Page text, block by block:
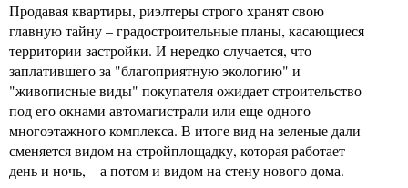
Продавая квартиры, риэлтеры строго хранят свою
главную тайну – градостроительные планы, касающиеся
территории застройки. И нередко случается, что
заплатившего за "благоприятную экологию" и
"живописные виды" покупателя ожидает строительство
под его окнами автомагистрали или еще одного
многоэтажного комплекса. В итоге вид на зеленые дали
сменяется видом на стройплощадку, которая работает
день и ночь, – а потом и видом на стену нового дома.